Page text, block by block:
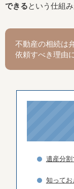
できるという仕組
不動産の相続は
依頼すべき理由
遺産分
知って